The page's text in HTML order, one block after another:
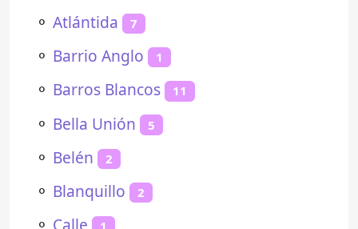
⚬ Atlántida 7
⚬ Barrio Anglo 1
⚬ Barros Blancos 11
⚬ Bella Unión 5
⚬ Belén 2
⚬ Blanquillo 2